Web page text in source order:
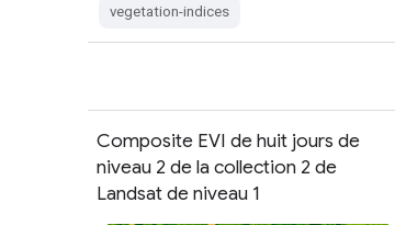
vegetation-indices
Composite EVI de huit jours de
niveau 2 de la collection 2 de
Landsat de niveau 1